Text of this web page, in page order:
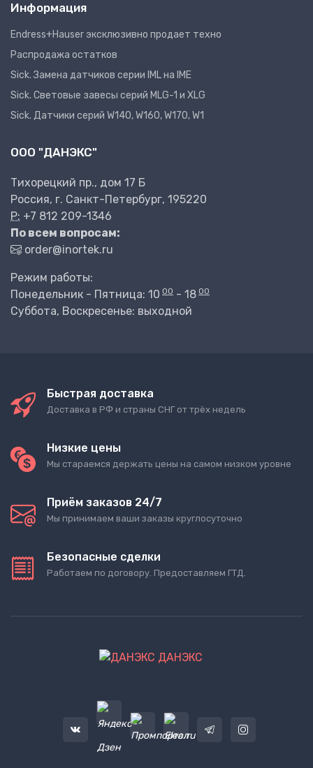
Информация
Endress+Hauser эксклюзивно продает техно
Распродажа остатков
Sick. Замена датчиков серии IML на IME
Sick. Световые завесы серий MLG-1 и XLG
Sick. Датчики серий W140, W160, W170, W1
ООО "ДАНЭКС"
Тихорецкий пр., дом 17 Б
Россия, г. Санкт-Петербург, 195220
P: +7 812 209-1346
По всем вопросам:
order@inortek.ru
Режим работы:
Понедельник - Пятница: 10 00 - 18 00
Суббота, Воскресенье: выходной
Быстрая доставка
Доставка в РФ и страны СНГ от трёх недель
Низкие цены
Мы стараемся держать цены на самом низком уровне
Приём заказов 24/7
Мы принимаем ваши заказы круглосуточно
Безопасные сделки
Работаем по договору. Предоставляем ГТД.
ДАНЭКС